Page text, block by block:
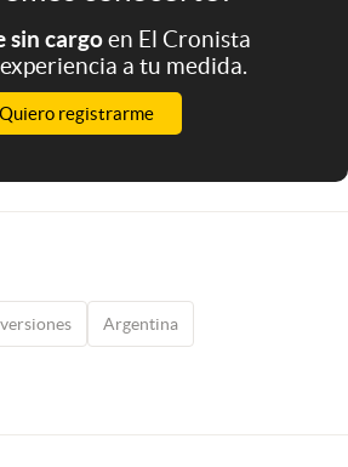
sin cargoen El Cronista
a tu medida.
Quiero registrarme
Argentina